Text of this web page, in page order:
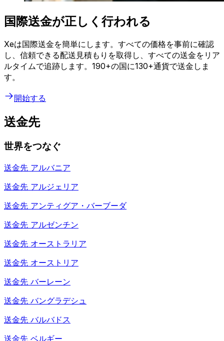
国際送金が正しく行われる
Xeは国際送金を簡単にします。すべての価格を事前に確認
し、信頼できる配送見積もりを取得し、すべての送金をリア
ルタイムで追跡します。190+の国に130+通貨で送金しま
す。
開始する
送金先
世界をつなぐ
送金先 アルバニア
送金先 アルジェリア
送金先 アンティグア・バーブーダ
送金先 アルゼンチン
送金先 オーストラリア
送金先 オーストリア
送金先 バーレーン
送金先 バングラデシュ
送金先 バルバドス
送金先 ベルギー